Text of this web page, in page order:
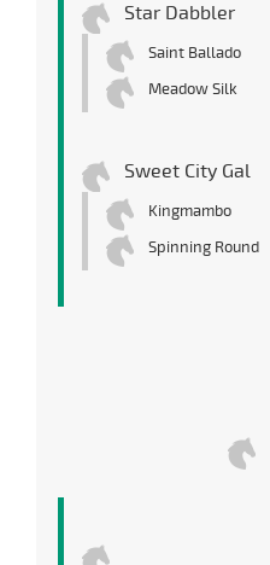
Star Dabbler
Saint Ballado
Meadow Silk
Sweet City Gal
Kingmambo
Spinning Round